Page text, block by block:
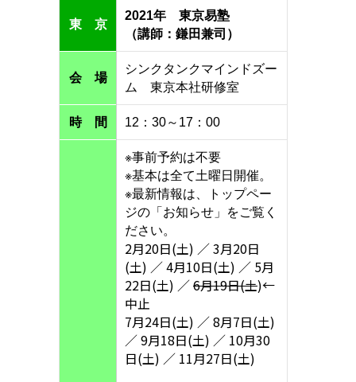
東 京
2021年 東京易塾
（講師：鎌田兼司）
会 場
シンクタンクマインドズー
ム 東京本社研修室
時 間 12：30～17：00
※事前予約は不要
※基本は全て土曜日開催。
※最新情報は、トップペー
ジの「お知らせ」をご覧く
ださい。
2月20日(土) ／ 3月20日
(土) ／ 4月10日(土) ／ 5月
22日(土) ／6月19日(土)←
中止
7月24日(土) ／ 8月7日(土)
／ 9月18日(土) ／ 10月30
日(土) ／ 11月27日(土)